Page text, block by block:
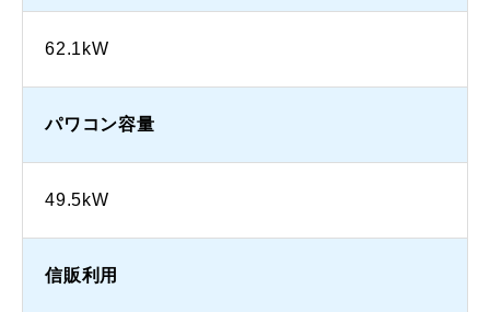
62.1kW
パワコン容量
49.5kW
信販利用